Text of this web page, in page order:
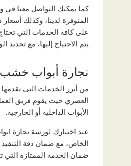
المتوفرة لدينا، وكذلك
على كافة الخدمات التي تحتاج
يتم الاحتياج إليها، مع
نجارة أبواب خشب
من أبرز الخدمات التي
العصري حيث يقوم فريق العمل
الأبواب الداخلية أو الخارجية.
عند اختيارك لورشة نجارة
الخاص، مع ضمان دقة التنفيذ
ضمان الخدمة الممتازة التي